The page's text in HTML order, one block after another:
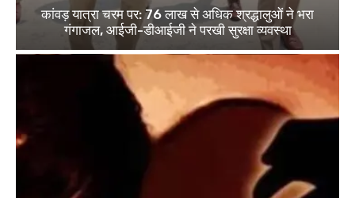
कांवड़ यात्रा चरम पर: 76 लाख से अधिक श्रद्धालुओं ने भरा
गंगाजल, आईजी-डीआईजी ने परखी सुरक्षा व्यवस्था